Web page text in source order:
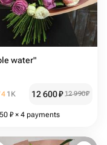
water"
1K 12 600₽ 12 990₽
₽ × 4 payments